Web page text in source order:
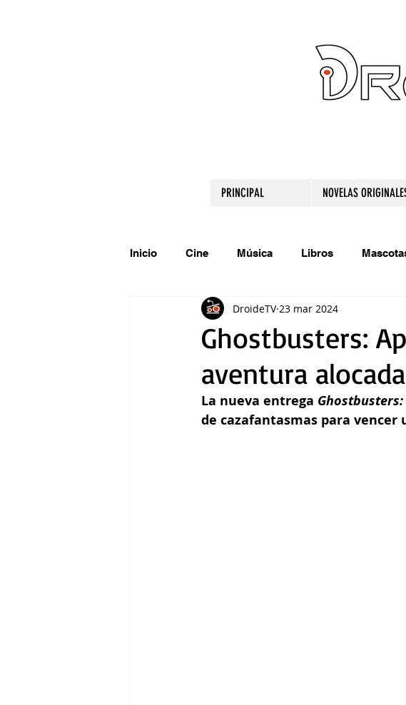
PRINCIPAL NOVELAS
Inicio Cine Música Libros
Comparte tu talento Relatos originales
Gastronomía Tecnología
Ghostbusters:
aventura
DroideTV 23 mar 2024
La nueva entrega
de cazafantasmas para vencer